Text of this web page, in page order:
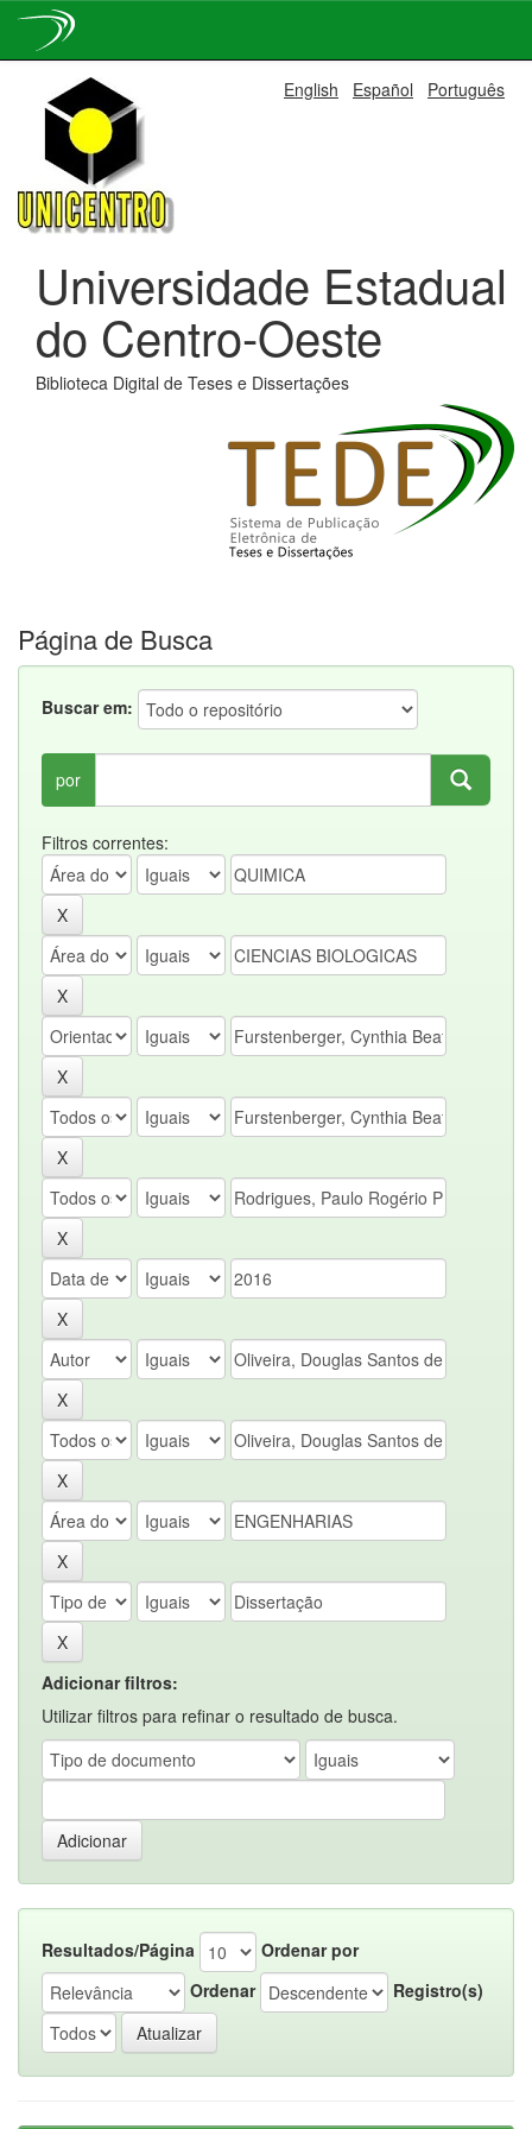
navigation
English Español Português
Universidade Estadual
do Centro-Oeste
Biblioteca Digital de Teses e Dissertações
Página de Busca
Buscar em:
por
Filtros correntes:
Adicionar filtros:
Utilizar filtros para refinar o resultado de busca.
Resultados/Página
Ordenar por
Ordenar
Registro(s)